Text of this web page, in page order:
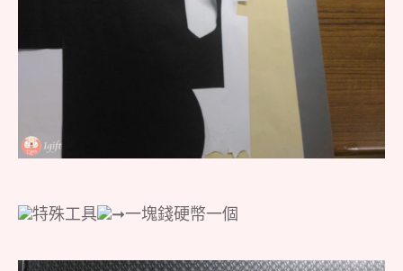
特殊工具 ➞一塊錢硬幣一個